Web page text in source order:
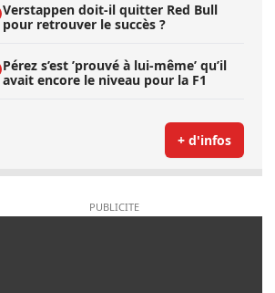
Verstappen doit-il quitter Red Bull
pour retrouver le succès ?
Pérez s’est ’prouvé à lui-même’ qu’il
avait encore le niveau pour la F1
+ d'infos